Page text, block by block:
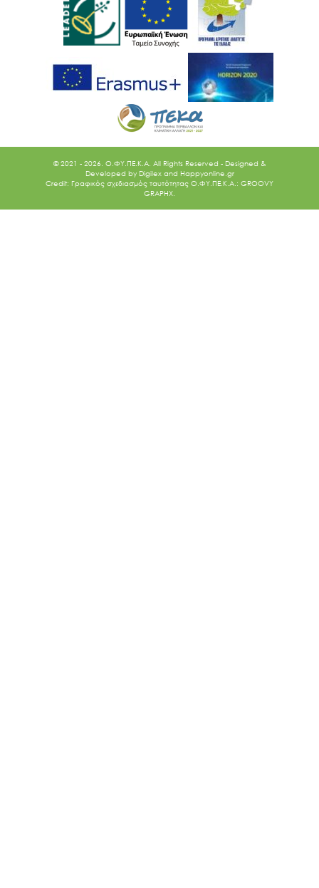
© 2021 - 2026. O.ΦΥ.ΠΕ.Κ.Α. All Rights Reserved - Designed &
Developed by Digilex and Happyonline.gr
Credit: Γραφικός σχεδιασμός ταυτότητας Ο.ΦΥ.ΠΕ.Κ.Α.: GROOVY
GRAPHX.